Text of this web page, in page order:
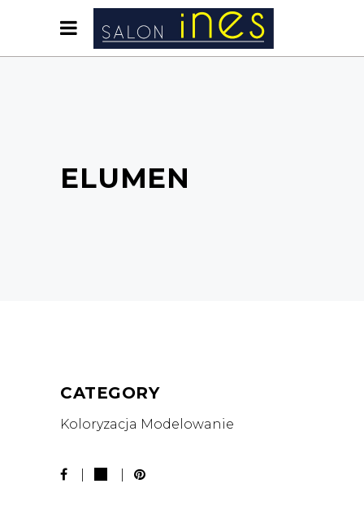
ELUMEN
CATEGORY
Koloryzacja Modelowanie